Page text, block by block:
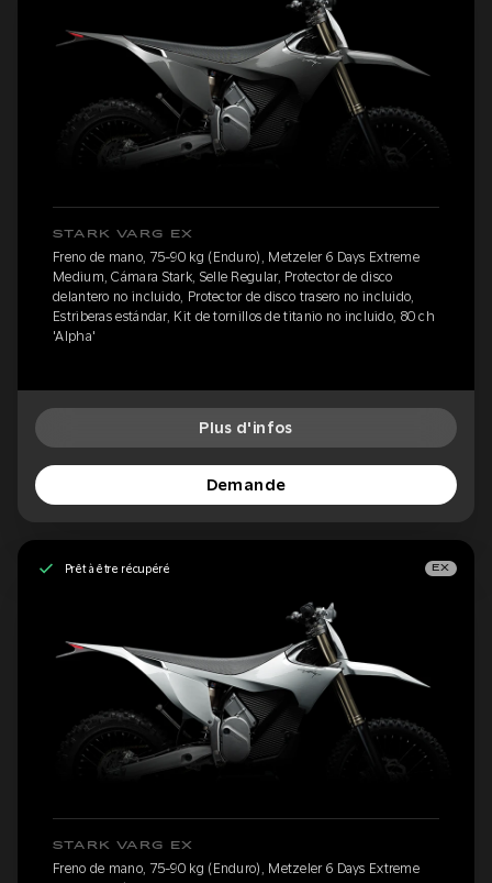
STARK VARG EX
Freno de mano, 75-90 kg (Enduro), Metzeler 6 Days Extreme
Medium, Cámara Stark, Selle Regular, Protector de disco
delantero no incluido, Protector de disco trasero no incluido,
Estriberas estándar, Kit de tornillos de titanio no incluido, 80 ch
'Alpha'
Plus d'infos
Demande
Prêt à être récupéré EX
STARK VARG EX
Freno de mano, 75-90 kg (Enduro), Metzeler 6 Days Extreme